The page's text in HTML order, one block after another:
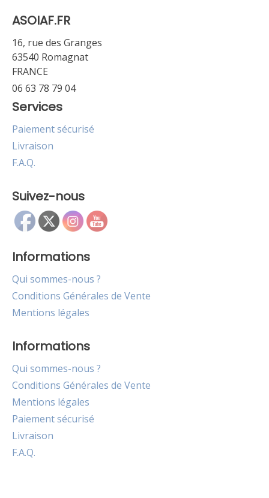
ASOIAF.FR
16, rue des Granges
63540 Romagnat
FRANCE
06 63 78 79 04
Services
Paiement sécurisé
Livraison
F.A.Q.
Suivez-nous
Informations
Qui sommes-nous ?
Conditions Générales de Vente
Mentions légales
Informations
Qui sommes-nous ?
Conditions Générales de Vente
Mentions légales
Paiement sécurisé
Livraison
F.A.Q.